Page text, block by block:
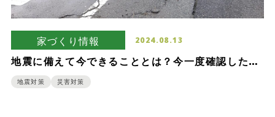
家づくり情報 2024.08.13
地震に備えて今できることとは？今一度確認したい
水や食料の備蓄について
地震対策 災害対策